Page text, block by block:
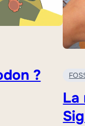
?
La